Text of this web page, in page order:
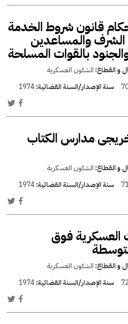
قانون شروط الخدمة
الشرف والمساعدين
بالقوات المسلحة
و القطاع: الشئون العسكرية
سنة الإصدار/السنة القضائية:1974
مدارس الكتاب
و القطاع: الشئون العسكرية
71 سنة الإصدار/السنة القضائية:1974
العسكرية فوق
و القطاع: الشئون العسكرية
72 سنة الإصدار/السنة القضائية:1974